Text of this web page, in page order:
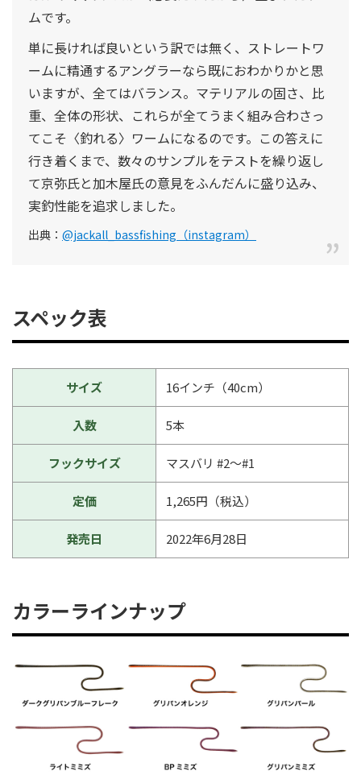
ムです。
単に長ければ良いという訳では無く、ストレートワ
ームに精通するアングラーなら既におわかりかと思
いますが、全てはバランス。マテリアルの固さ、比
重、全体の形状、これらが全てうまく組み合わさっ
てこそ〈釣れる〉ワームになるのです。この答えに
行き着くまで、数々のサンプルをテストを繰り返し
て京弥氏と加木屋氏の意見をふんだんに盛り込み、
実釣性能を追求しました。
出典： @jackall_bassfishing（instagram）
スペック表
サイズ 16インチ（40cm）
入数 5本
フックサイズ マスバリ #2〜#1
定価 1,265円（税込）
発売日 2022年6月28日
カラーラインナップ